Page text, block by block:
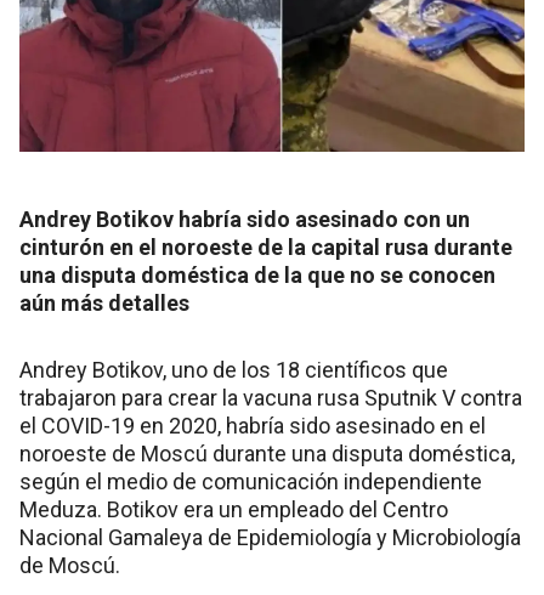
Andrey Botikov habría sido asesinado con un
cinturón en el noroeste de la capital rusa durante
una disputa doméstica de la que no se conocen
aún más detalles
Andrey Botikov, uno de los 18 científicos que
trabajaron para crear la vacuna rusa Sputnik V contra
el COVID-19 en 2020, habría sido asesinado en el
noroeste de Moscú durante una disputa doméstica,
según el medio de comunicación independiente
Meduza. Botikov era un empleado del Centro
Nacional Gamaleya de Epidemiología y Microbiología
de Moscú.